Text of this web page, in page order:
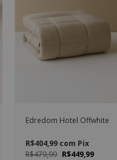
Edredom Hotel Offwhite
R$479,99 R$449,99
R$404,99 com Pix